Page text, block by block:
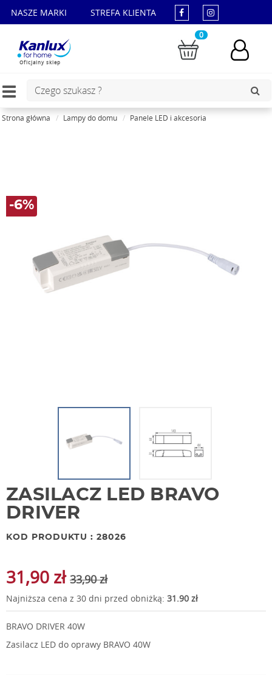
NASZE MARKI STREFA KLIENTA
Oficjalny sklep
0
Toggle
Strona główna Lampy do domu Panele LED i akcesoria
-6%
ZASILACZ LED BRAVO
DRIVER
KOD PRODUKTU : 28026
31,90 zł 33,90 zł
Najniższa cena z 30 dni przed obniżką: 31.90 zł
BRAVO DRIVER 40W
Zasilacz LED do oprawy BRAVO 40W